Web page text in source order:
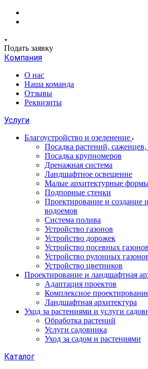
Подать заявку
Компания
О нас
Наша команда
Отзывы
Реквизиты
Услуги
Благоустройство и озеленение
Посадка растений, саженцев,
Посадка крупномеров
Дренажная система
Ландшафтное освещение
Малые архитектурные
Подпорные стенки
Проектирование и создание
водоемов
Система полива
Устройство газонов
Устройство дорожек
Устройство посевных газонов
Устройство рулонных
Устройство цветников
Проектирование и ландшафтная
Адаптация проектов
Комплексное
Ландшафтная архитектура
Уход за растениями и услуги
Обработка растений
Услуги садовника
Уход за садом и растениями
Каталог